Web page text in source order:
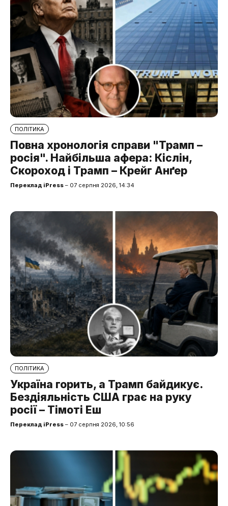
ПОЛІТИКА
Повна хронологія справи "Трамп –
росія". Найбільша афера: Кіслін,
Скороход і Трамп – Крейг Анґер
Переклад iPress – 07 серпня 2026, 14:34
ПОЛІТИКА
Україна горить, а Трамп байдикує.
Бездіяльність США грає на руку
росії – Тімоті Еш
Переклад iPress – 07 серпня 2026, 10:56